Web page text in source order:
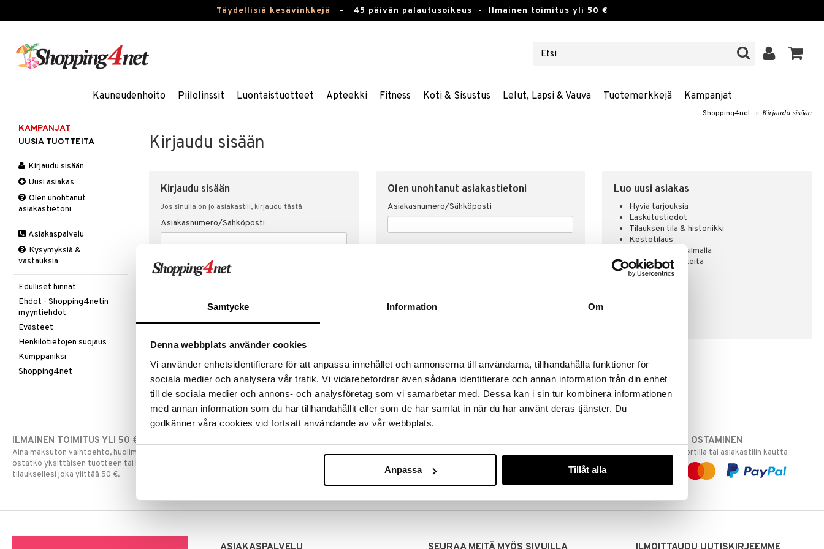
Samtycke Information Om
Denna webbplats använder cookies
Vi använder enhetsidentifierare för att anpassa innehållet och annonserna till användarna, tillhandahålla funktioner för
sociala medier och analysera vår trafik. Vi vidarebefordrar även sådana identifierare och annan information från din enhet
till de sociala medier och annons- och analysföretag som vi samarbetar med. Dessa kan i sin tur kombinera informationen
med annan information som du har tillhandahållit eller som de har samlat in när du har använt deras tjänster. Du
godkänner våra cookies vid fortsatt användande av vår webbplats.
Anpassa Tillåt alla
Täydellisiä kesävinkkejä - 45 päivän palautusoikeus - Ilmainen toimitus yli 50 €
Kauneudenhoito Piilolinssit Luontaistuotteet Apteekki Fitness Koti & Sisustus Lelut, Lapsi & Vauva Tuotemerkkejä Kampanjat
Shopping4net » Kirjaudu sisään
Kirjaudu sisään
Kirjaudu sisään
Jos sinulla on jo asiakastili, kirjaudu tästä.
Asiakasnumero/Sähköposti
Salasana
Olen unohtanut asiakastietoni
Asiakasnumero/Sähköposti
Luo uusi asiakas
Hyviä tarjouksia
Laskutustiedot
Tilauksen tila & historiikki
Kestotilaus
Pidä tuotteita silmällä
Arvostele tuotteita
Toivelistat
KAMPANJAT
UUSIA TUOTTEITA
Kirjaudu sisään
Uusi asiakas
Olen unohtanut
asiakastietoni
Asiakaspalvelu
Kysymyksiä &
vastauksia
Edulliset hinnat
Ehdot - Shopping4netin
myyntiehdot
Evästeet
Henkilötietojen suojaus
Kumppaniksi
Shopping4net
ILMAINEN TOIMITUS YLI 50 €
Aina maksuton vaihtoehto, huolimatta siitä
ostatko yksittäisen tuotteen tai koko
tilauksellesi joka ylittää 50 €.
Ennen kello 13.00 tehdyt tilaukset lähetetään
Ostamalla suuria eriä tuotteita varastoomme
voimme pitää hinnat alhaisina juuri Sinua varten!
Voit olla varma, että teet löytöjä sivuillamme.
TURVALLINEN OSTAMINEN
laskulla, pankkikortilla tai asiakastilin kautta